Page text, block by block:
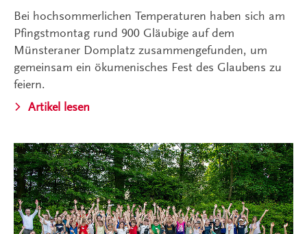
Bei hochsommerlichen Temperaturen haben sich am
Pfingstmontag rund 900 Gläubige auf dem
Münsteraner Domplatz zusammengefunden, um
gemeinsam ein ökumenisches Fest des Glaubens zu
feiern.
Artikel lesen